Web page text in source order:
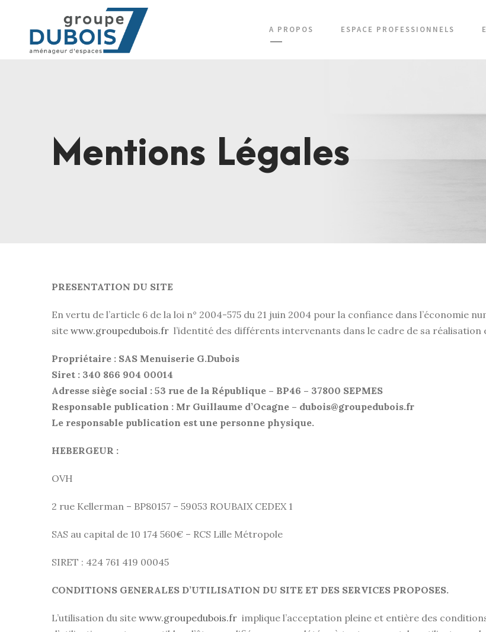
A PROPOS ESPACE PROFESSIONNELS
Mentions Légales
PRESENTATION DU SITE
En vertu de l’article 6 de la loi n° 2004-575 du 21 juin 2004 pour la confiance dans l’économie
site www.groupedubois.fr l’identité des différents intervenants dans le cadre de sa réalisation
Propriétaire : SAS Menuiserie G.Dubois
Siret : 340 866 904 00014
Adresse siège social : 53 rue de la République – BP46 – 37800 SEPMES
Responsable publication : Mr Guillaume d’Ocagne – dubois@groupedubois.fr
Le responsable publication est une personne physique.
HEBERGEUR :
OVH
2 rue Kellerman – BP80157 – 59053 ROUBAIX CEDEX 1
SAS au capital de 10 174 560€ – RCS Lille Métropole
SIRET : 424 761 419 00045
CONDITIONS GENERALES D’UTILISATION DU SITE ET DES SERVICES PROPOSES.
L’utilisation du site www.groupedubois.fr implique l’acceptation pleine et entière des